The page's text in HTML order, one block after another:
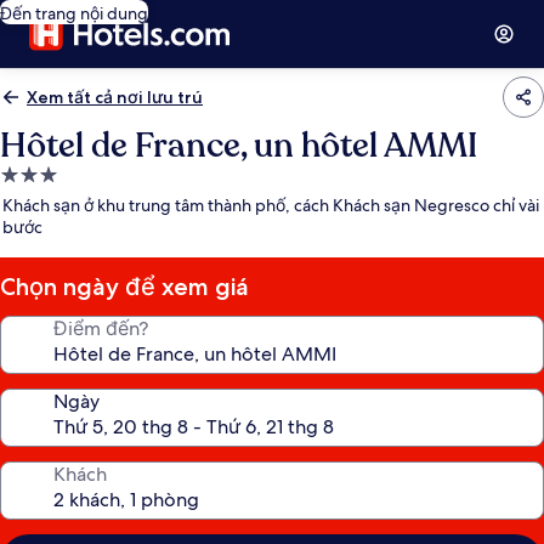
Đến trang nội dung
Xem tất cả nơi lưu trú
Hôtel de France, un hôtel AMMI
Nơi
lưu
trú
3.0
sao
Khách sạn ở khu trung tâm thành phố, cách Khách sạn Negresco chỉ vài
bước
Chọn ngày để xem giá
Điểm đến?
Ngày
Khách